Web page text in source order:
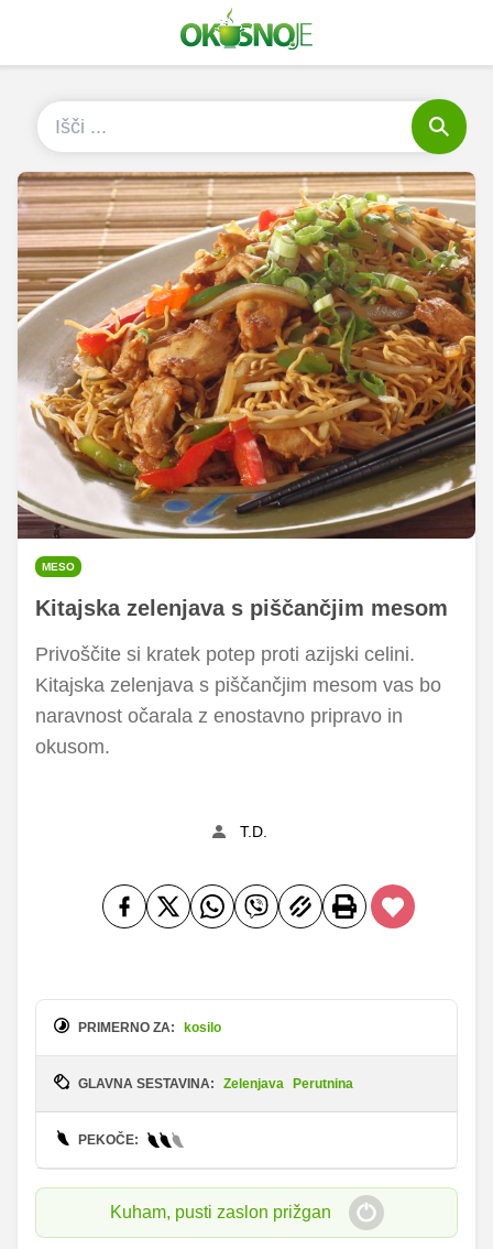
MESO
Kitajska zelenjava s piščančjim mesom
Privoščite si kratek potep proti azijski celini.
Kitajska zelenjava s piščančjim mesom vas bo
naravnost očarala z enostavno pripravo in
okusom.
T.D.
PRIMERNO ZA: kosilo
GLAVNA SESTAVINA: Zelenjava Perutnina
PEKOČE:
Kuham, pusti zaslon prižgan